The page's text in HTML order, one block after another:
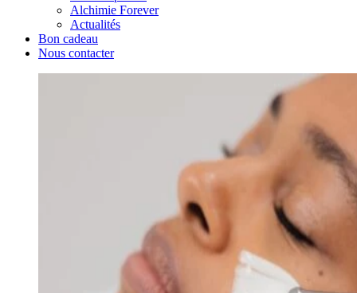
Alchimie Forever
Actualités
Bon cadeau
Nous contacter